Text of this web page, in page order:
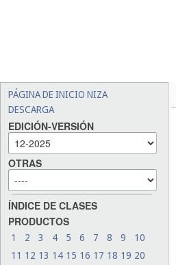
PÁGINA DE INICIO NIZA
DESCARGA
EDICIÓN-VERSIÓN
OTRAS
ÍNDICE DE CLASES
PRODUCTOS
1 2 3 4 5 6 7 8 9
10
11 12 13 14 15 16 17 18 19 20